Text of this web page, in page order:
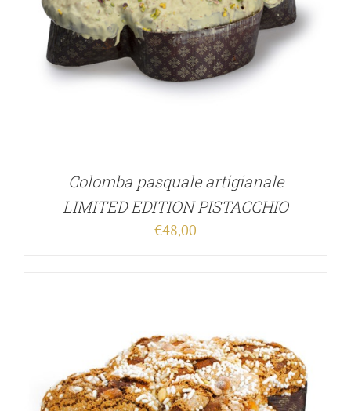
Colomba pasquale artigianale
LIMITED EDITION PISTACCHIO
€48,00